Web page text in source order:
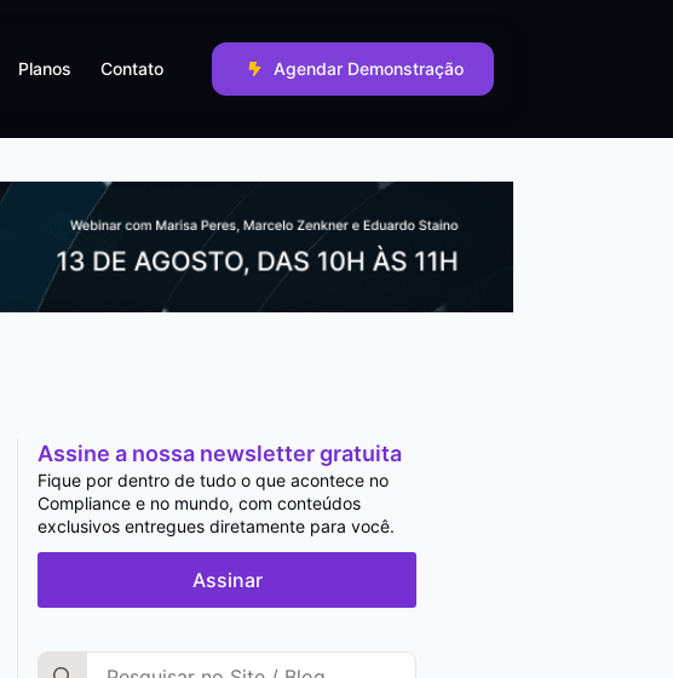
Planos Contato Agendar Demonstração
Assine a nossa newsletter gratuita
Fique por dentro de tudo o que acontece no
Compliance e no mundo, com conteúdos
exclusivos entregues diretamente para você.
Assinar
Search